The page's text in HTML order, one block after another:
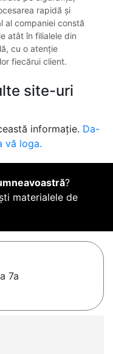
rapidă și
al companiei constă
atât în filialele din
cu o atenție
fiecărui client.
site-uri
informație. Da-
vă loga.
?
materialele de
7a